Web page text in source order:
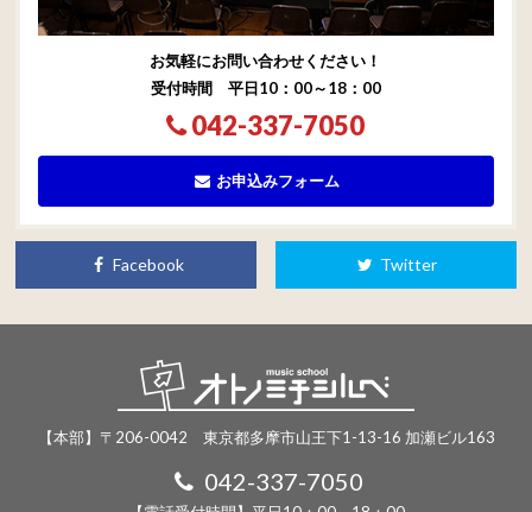
お気軽にお問い合わせください！
受付時間 平日10：00～18：00
042-337-7050
お申込みフォーム
Facebook Twitter
【本部】〒206-0042 東京都多摩市山王下1-13-16 加瀬ビル163
042-337-7050